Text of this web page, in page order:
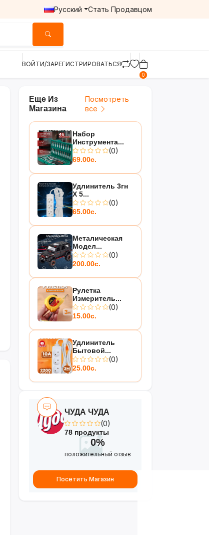
Русский Стать Продавцом
ВОЙТИ/ЗАРЕГИСТРИРОВАТЬСЯ
0
Еще Из
Магазина
Посмотреть
все
Набор
Инструмента...
(0)
69.00с.
Удлинитель 3гн
Х 5...
(0)
65.00с.
Металическая
Модел...
(0)
200.00с.
Рулетка
Измеритель...
(0)
15.00с.
Удлинитель
Бытовой...
(0)
25.00с.
ЧУДА ЧУДА
(0)
78 продукты
0%
положительный отзыв
Посетить Магазин